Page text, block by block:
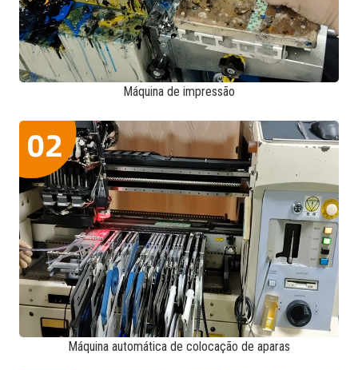
Máquina de impressão
Máquina automática de colocação de aparas